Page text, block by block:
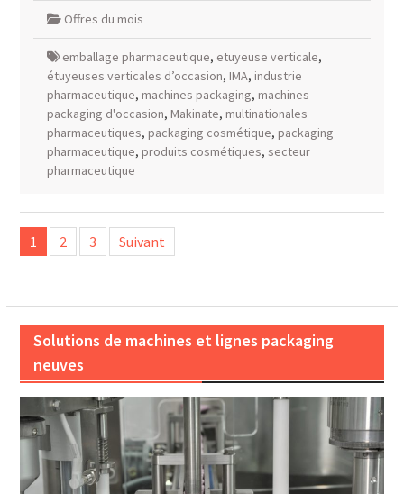
Offres du mois
emballage pharmaceutique, etuyeuse verticale,
étuyeuses verticales d’occasion, IMA, industrie
pharmaceutique, machines packaging, machines
packaging d'occasion, Makinate, multinationales
pharmaceutiques, packaging cosmétique, packaging
pharmaceutique, produits cosmétiques, secteur
pharmaceutique
Pagination
des
1 2 3 Suivant
Solutions de machines et lignes packaging
neuves